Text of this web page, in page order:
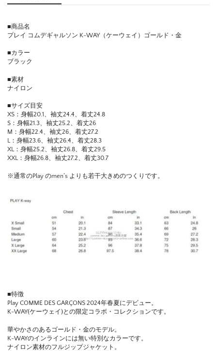
■商品名
プレイ コムデギャルソン K-WAY（ケーウェイ）ゴールド・金
■カラー
ブラック
■素材
ナイロン
■サイズ目安
XS：身幅20.1、袖丈24.4、着丈24.8
S：身幅21.3、袖丈25.2、着丈26
M：身幅22.4、袖丈26、着丈27.2
L：身幅23.6、袖丈26.4、着丈28.3
XL：身幅25.2、袖丈26.8、着丈29.5
XXL：身幅26.8、袖丈27.2、着丈30.7
※通常のPlay のmen’s よりも若干大きめのつくりです。
■特徴
Play COMME DES GARÇONS 2024年春夏にデビュー。
K-WAY(ケーウェイ)との限定コラボ・コレクションです。
華やかさのあるゴールド・金のモデル。
K-WAYのインラインには無い特別なカラーです。
ナイロン素材のフルジップジャケット。